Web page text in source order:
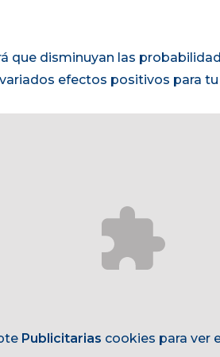
que disminuyan las
efectos positivos para tu
Publicitarias cookies para ver